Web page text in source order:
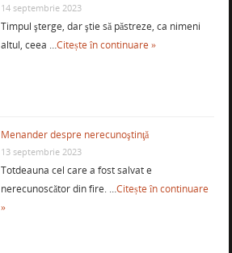
14 septembrie 2023
Timpul şterge, dar ştie să păstreze, ca nimeni
altul, ceea …Citește în continuare »
Menander despre nerecunoştinţă
13 septembrie 2023
Totdeauna cel care a fost salvat e
nerecunoscător din fire. …Citește în continuare
»